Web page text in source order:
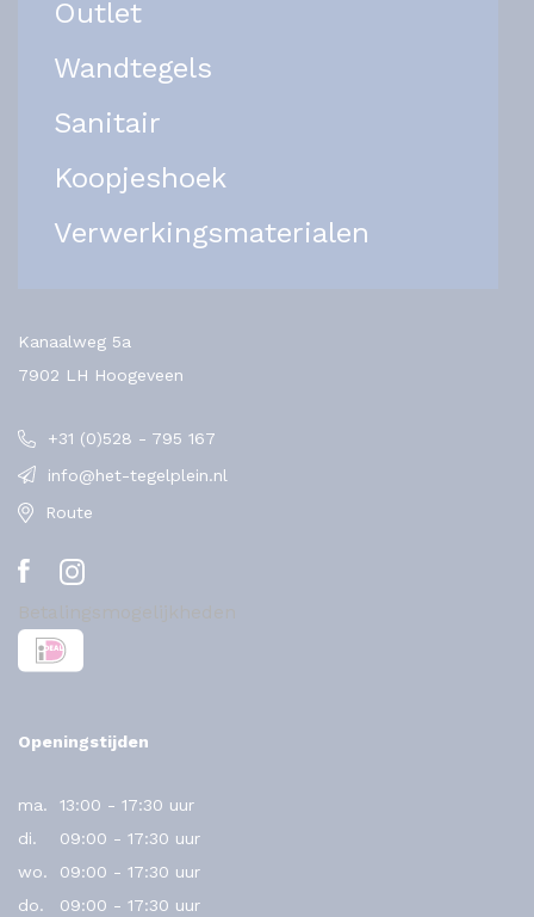
Outlet
Wandtegels
Sanitair
Koopjeshoek
Verwerkingsmaterialen
Kanaalweg 5a
7902 LH Hoogeveen
+31 (0)528 - 795 167
info@het-tegelplein.nl
Route
Openingstijden
ma.
13:00 - 17:30 uur
di.
09:00 - 17:30 uur
wo.
09:00 - 17:30 uur
do.
09:00 - 17:30 uur